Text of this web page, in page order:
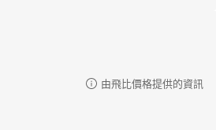
由飛比價格提供的資訊